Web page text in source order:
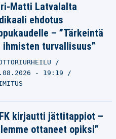
Matti Latvalalta
ehdotus
– ”Tärkeintä
ihmisten turvallisuus”
- 19:19
kirjautti jättitappiot –
ottaneet opiksi”